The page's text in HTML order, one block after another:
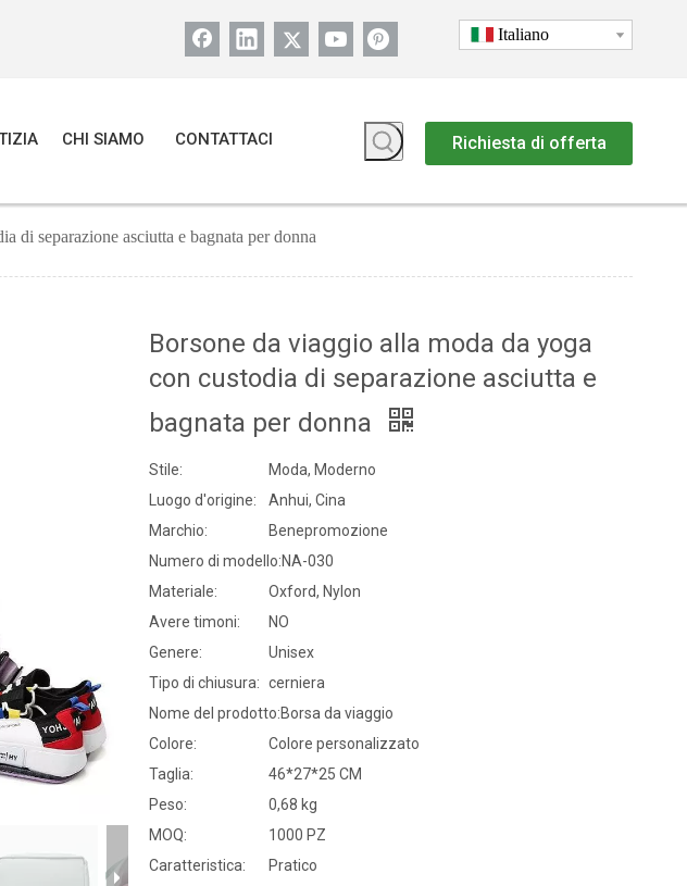
Italiano
CHI SIAMO CONTATTACI Richiesta di offerta
di separazione asciutta e bagnata per donna
Borsone da viaggio alla moda da yoga
con custodia di separazione asciutta e
bagnata per donna
Stile:
Moda, Moderno
Luogo d'origine:
Anhui, Cina
Marchio:
Benepromozione
Numero di modello:NA-030
Materiale:
Oxford, Nylon
Avere timoni:
NO
Genere:
Unisex
Tipo di chiusura: cerniera
Nome del prodotto:Borsa da viaggio
Colore:
Colore personalizzato
Taglia:
46*27*25 CM
Peso:
0,68 kg
MOQ:
1000 PZ
Caratteristica:
Pratico